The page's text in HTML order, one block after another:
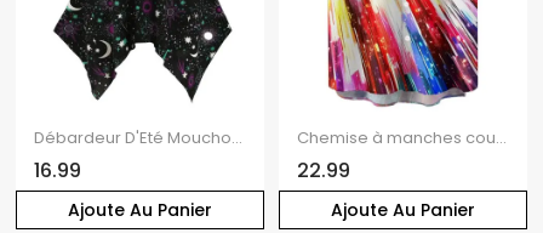
Ajoute Au Panier
Débardeur D'Eté Mouchoir Lune Etoile Soleil Galaxie à Lacets
16.99
Ajoute Au Panier
Chemise à manches courtes boutonnée et retroussée pour homme, motif étoiles et rayures, motif drapeau américain, pour le jour de l'indépendance
22.99